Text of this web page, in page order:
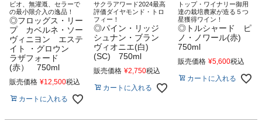
ビオ、無灌漑、セラーで
の最小限介入の逸品！
◎フロッグス・リー
プ カベルネ・ソー
ヴィニヨン エステ
イト ・グロウン
ラザフォード
(赤） 750ml
販売価格 ¥12,500税込
カートに入れる
サクラアワード2024最高
評価ダイヤモンド・トロ
フィー！
◎パイン・リッジ
シュナン・ブラン
ヴィオニエ(白)
(SC) 750ml
販売価格 ¥2,750税込
カートに入れる
トップ・ワイナリー御用
達の栽培農家が造る５つ
星獲得ワイン！
◎トルシャード ピ
ノ・ノワール(赤)
750ml
販売価格 ¥5,600税込
カートに入れる